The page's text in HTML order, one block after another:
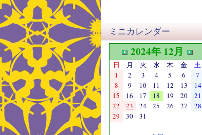
ミニカレンダー
2024年 12月
日 月 火 水 木 金
土
1
2 3 4 5 6
7
8
9 10 11 12 13
14
15
16 17 18 19 20
21
22
23 24 25 26 27
28
29
30 31